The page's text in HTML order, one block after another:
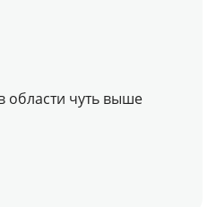
области чуть выше